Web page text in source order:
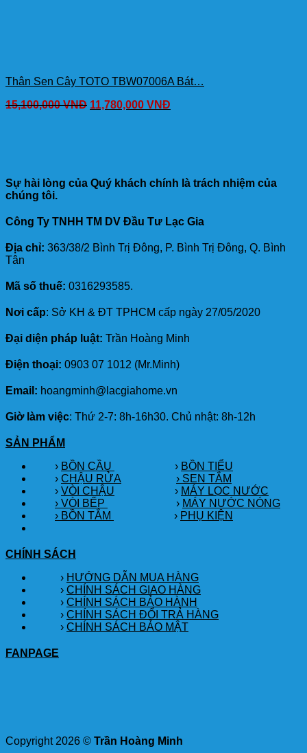
Thân Sen Cây TOTO TBW07006A Bát…
15,100,000VNĐ 11,780,000 VNĐ
Sự hài lòng của Quý khách chính là trách nhiệm của
chúng tôi.
Công Ty TNHH TM DV Đầu Tư Lạc Gia
Địa chỉ: 363/38/2 Bình Trị Đông, P. Bình Trị Đông, Q. Bình
Tân
Mã số thuế: 0316293585.
Nơi cấp: Sở KH & ĐT TPHCM cấp ngày 27/05/2020
Đại diện pháp luật: Trần Hoàng Minh
Điện thoại: 0903 07 1012 (Mr.Minh)
Email: hoangminh@lacgiahome.vn
Giờ làm việc: Thứ 2-7: 8h-16h30. Chủ nhật: 8h-12h
SẢN PHẨM
› BỒN CẦU › BỒN TIỂU
› CHẬU RỬA
› SEN TẮM
› VÒI CHẬU › MÁY LỌC NƯỚC
› VÒI BẾP
› MÁY NƯỚC NÓNG
› BỒN TẮM
› PHỤ KIỆN
CHÍNH SÁCH
› HƯỚNG DẪN MUA HÀNG
› CHÍNH SÁCH GIAO HÀNG
› CHÍNH SÁCH BẢO HÀNH
› CHÍNH SÁCH ĐỔI TRẢ HÀNG
› CHÍNH SÁCH BẢO MẬT
FANPAGE
Copyright 2026 © Trần Hoàng Minh